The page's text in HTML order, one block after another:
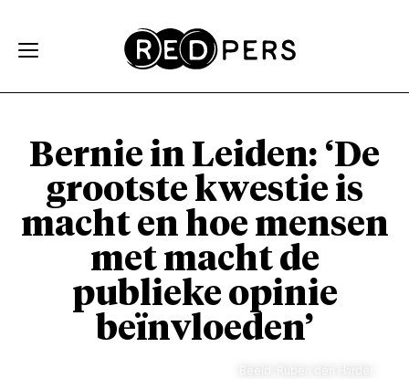
Bernie in Leiden: ‘De
grootste kwestie is
macht en hoe mensen
met macht de
publieke opinie
beïnvloeden’